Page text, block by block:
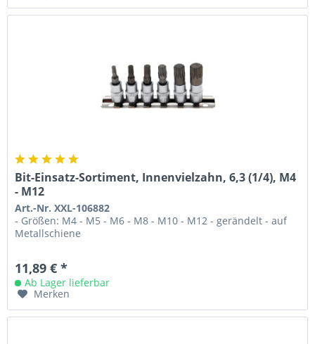
Bit-Einsatz-Sortiment, Innenvielzahn, 6,3 (1/4), M4
- M12
Art.-Nr. XXL-106882
- Größen: M4 - M5 - M6 - M8 - M10 - M12 - gerändelt - auf
Metallschiene
11,89 € *
Ab Lager lieferbar
Merken